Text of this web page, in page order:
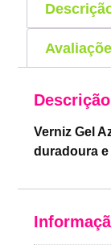
Descrição
Verniz Gel
duradoura